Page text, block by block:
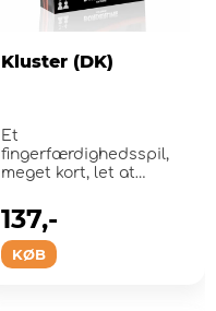
Kluster (DK)
Et
fingerfærdighedsspil,
meget kort, let at
sjovt, virkelig ...
KØB
137,-